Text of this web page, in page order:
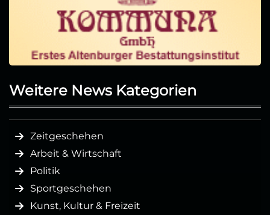
Weitere News Kategorien
Zeitgeschehen
Arbeit & Wirtschaft
Politik
Sportgeschehen
Kunst, Kultur & Freizeit